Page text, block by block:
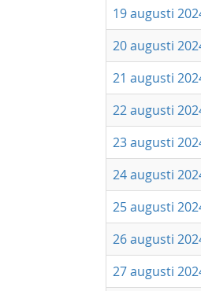
19 augusti
20 augusti
21 augusti
22 augusti
23 augusti
24 augusti
25 augusti
26 augusti
27 augusti